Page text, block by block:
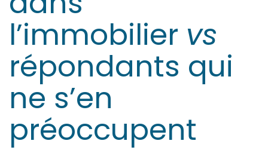
l’immobilier vs
répondants qui
ne s’en
préoccupent